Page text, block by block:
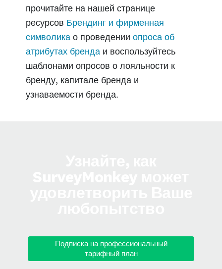
прочитайте на нашей странице
ресурсов Брендинг и фирменная
символика о проведении опроса об
атрибутах бренда и воспользуйтесь
шаблонами опросов о лояльности к
бренду, капитале бренда и
узнаваемости бренда.
Подписка на профессиональный
тарифный план